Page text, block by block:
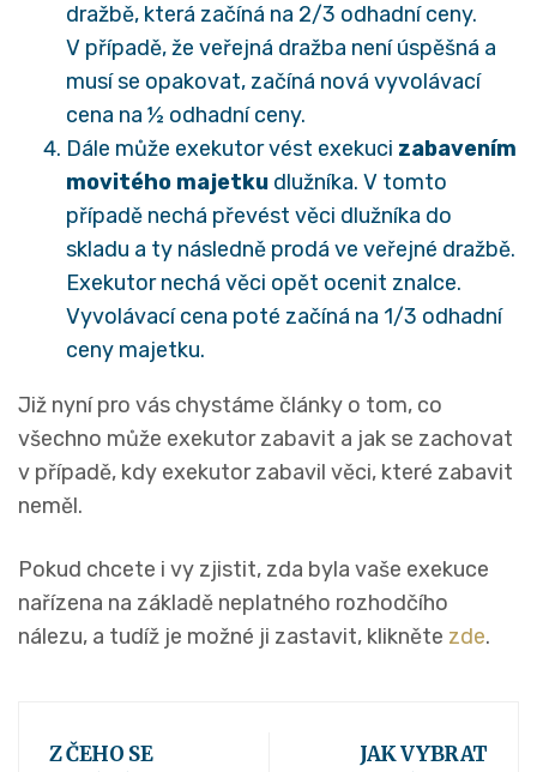
dražbě, která začíná na 2/3 odhadní ceny.
V případě, že veřejná dražba není úspěšná a
musí se opakovat, začíná nová vyvolávací
cena na ½ odhadní ceny.
Dále může exekutor vést exekuci zabavením
movitého majetku dlužníka. V tomto
případě nechá převést věci dlužníka do
skladu a ty následně prodá ve veřejné dražbě.
Exekutor nechá věci opět ocenit znalce.
Vyvolávací cena poté začíná na 1/3 odhadní
ceny majetku.
Již nyní pro vás chystáme články o tom, co
všechno může exekutor zabavit a jak se zachovat
v případě, kdy exekutor zabavil věci, které zabavit
neměl.
Pokud chcete i vy zjistit, zda byla vaše exekuce
nařízena na základě neplatného rozhodčího
nálezu, a tudíž je možné ji zastavit, klikněte zde.
Z ČEHO SE JAK VYBRAT